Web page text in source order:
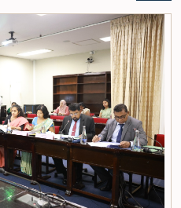
153(2) ව්‍යවස්ථාව ප්‍රකාරව
අදාළ යෝජනාව කාරක සභාවේ
වගකීම්, රාජ්‍ය මූල්‍ය
ඇතුළු කරුණු සැලකිල්ලට
සභාපතිවරයා ඇතුළු මන්ත්‍රීවරුන්
ආණ්ඩුක්‍රම ව්‍යස්ථාවේ 170 වෙනි
සේවකයකු නොවන බවත් පවත්නා
වැටුප සඳහා
මෙහිදි වැඩිදුරටත් අදහස් දක්වමින්
වැටුප, මීට පෙර සිටි
බලමින් මෙම තිරණයට එළඹුණ බව
ජාතික වැටුප් හා සේවක සංඛ්‍යා
එවැනි කොමිසමක් නොමැති
සඳහා යෝජිත වැටුප්